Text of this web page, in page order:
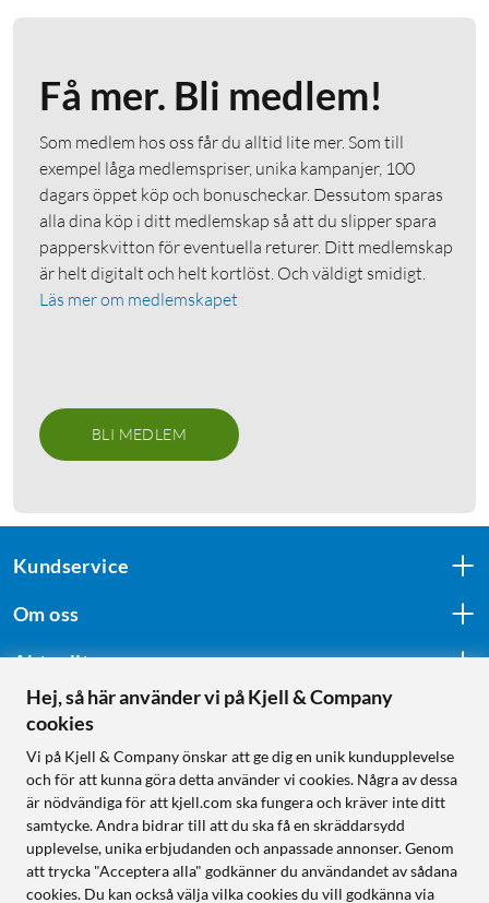
Få mer. Bli medlem!
Som medlem hos oss får du alltid lite mer. Som till
exempel låga medlemspriser, unika kampanjer, 100
dagars öppet köp och bonuscheckar. Dessutom sparas
alla dina köp i ditt medlemskap så att du slipper spara
papperskvitton för eventuella returer. Ditt medlemskap
är helt digitalt och helt kortlöst. Och väldigt smidigt.
Läs mer om medlemskapet
BLI MEDLEM
Kundservice
Om oss
Aktuellt
Följ oss
Handla från:
Sverige
Hej, så här använder vi på Kjell & Company
cookies
Vi på Kjell & Company önskar att ge dig en unik kundupplevelse
och för att kunna göra detta använder vi cookies. Några av dessa
är nödvändiga för att kjell.com ska fungera och kräver inte ditt
samtycke. Andra bidrar till att du ska få en skräddarsydd
upplevelse, unika erbjudanden och anpassade annonser. Genom
att trycka "Acceptera alla" godkänner du användandet av sådana
cookies. Du kan också välja vilka cookies du vill godkänna via